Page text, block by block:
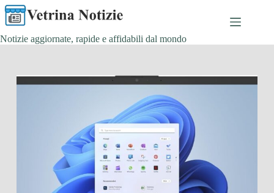
Salta
al
contenuto
Notizie aggiornate, rapide e affidabili dal mondo